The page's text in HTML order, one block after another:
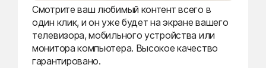
Смотрите ваш любимый контент всего в
один клик, и он уже будет на экране вашего
телевизора, мобильного устройства или
монитора компьютера. Высокое качество
гарантировано.